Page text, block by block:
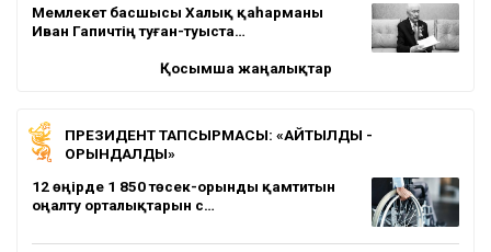
Мемлекет басшысы Халық қаһарманы
Иван Гапичтің туған-туыста…
Қосымша жаңалықтар
ПРЕЗИДЕНТ ТАПСЫРМАСЫ: «АЙТЫЛДЫ -
ОРЫНДАЛДЫ»
12 өңірде 1 850 төсек-орынды қамтитын
оңалту орталықтарын с…